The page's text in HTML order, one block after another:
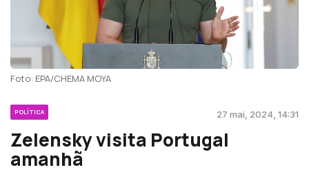
Foto: EPA/CHEMA MOYA
POLÍTICA 27 mai, 2024, 14:31
Zelensky visita Portugal
amanhã